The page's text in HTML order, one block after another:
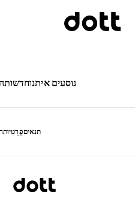
נוסעים איתנוחדשות
תנאיםפְּרָטִיוּת